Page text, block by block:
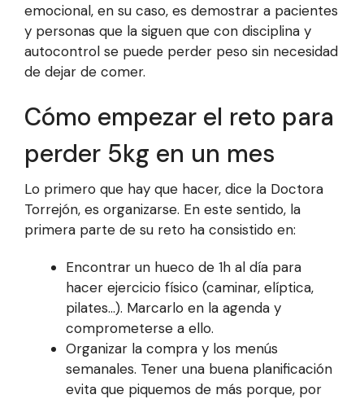
emocional, en su caso, es demostrar a pacientes
y personas que la siguen que con disciplina y
autocontrol se puede perder peso sin necesidad
de dejar de comer.
Cómo empezar el reto para
perder 5kg en un mes
Lo primero que hay que hacer, dice la Doctora
Torrejón, es organizarse. En este sentido, la
primera parte de su reto ha consistido en:
Encontrar un hueco de 1h al día para
hacer ejercicio físico (caminar, elíptica,
pilates…). Marcarlo en la agenda y
comprometerse a ello.
Organizar la compra y los menús
semanales. Tener una buena planificación
evita que piquemos de más porque, por